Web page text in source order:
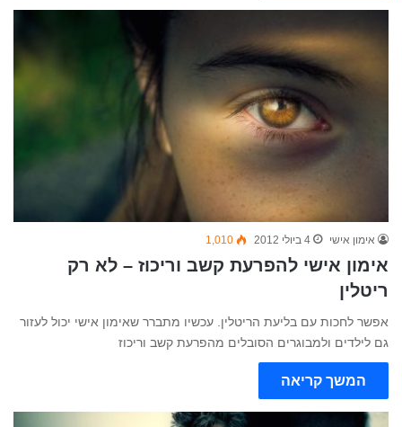
אימון אישי 4 ביולי 2012 1,010
אימון אישי להפרעת קשב וריכוז – לא רק
ריטלין
אפשר לחכות עם בליעת הריטלין. עכשיו מתברר שאימון אישי יכול לעזור
גם לילדים ולמבוגרים הסובלים מהפרעת קשב וריכוז
המשך קריאה